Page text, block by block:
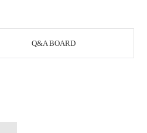
Q&A BOARD